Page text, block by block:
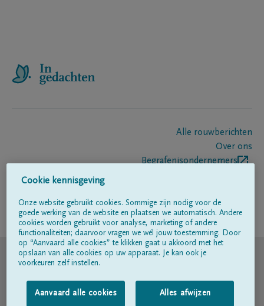
Alle rouwberichten
Over ons
Begrafenisondernemers
Volg ons op
© DELA
Gebruiksvoorwaarden
Cookie kennisgeving
Onze website gebruikt cookies. Sommige zijn nodig voor de
goede werking van de website en plaatsen we automatisch. Andere
cookies worden gebruikt voor analyse, marketing of andere
functionaliteiten; daarvoor vragen we wél jouw toestemming. Door
op “Aanvaard alle cookies” te klikken gaat u akkoord met het
opslaan van alle cookies op uw apparaat. Je kan ook je
voorkeuren zelf instellen.
Aanvaard alle cookies Alles afwijzen